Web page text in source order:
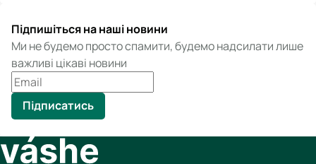
Підпишіться на наші новини
Ми не будемо просто спамити, будемо надсилати лише
важливі цікаві новини
Підписатись